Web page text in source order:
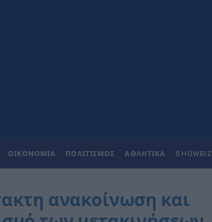
ΟΙΚΟΝΟΜΙΑ ΠΟΛΙΤΙΣΜΟΣ ΑΘΛΗΤΙΚΑ SHOWBIZ
ανακοίνωση και